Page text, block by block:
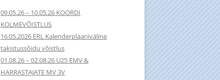
09.05.26 – 10.05.26 KOORDI
KOLMEVÕISTLUS
16.05.2026 ERL Kalenderplaaniväline
takistussõidu võistlus
01.08.26 – 02.08.26 U25 EMV &
HARRASTAJATE MV 3V